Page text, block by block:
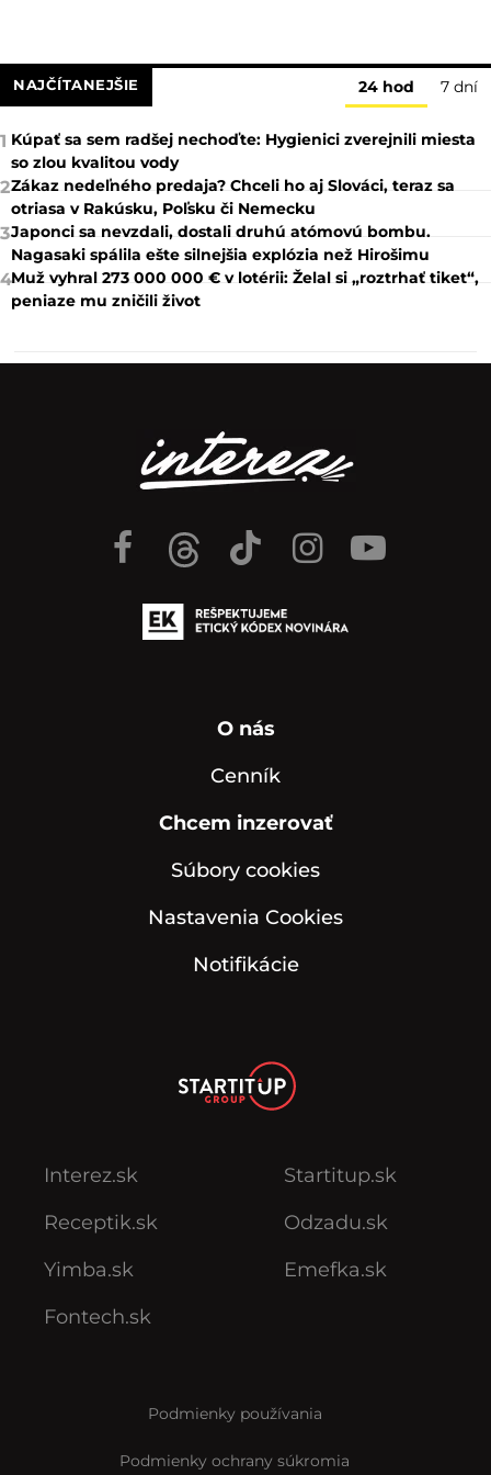
NAJČÍTANEJŠIE 24 hod 7 dní
1 Kúpať sa sem radšej nechoďte: Hygienici zverejnili miesta
so zlou kvalitou vody
2Zákaz nedeľného predaja? Chceli ho aj Slováci, teraz sa
otriasa v Rakúsku, Poľsku či Nemecku
3Japonci sa nevzdali, dostali druhú atómovú bombu.
Nagasaki spálila ešte silnejšia explózia než Hirošimu
4Muž vyhral 273 000 000 € v lotérii: Želal si „roztrhať tiket“,
peniaze mu zničili život
O nás
Cenník
Chcem inzerovať
Súbory cookies
Nastavenia Cookies
Notifikácie
Interez.sk
Receptik.sk
Yimba.sk
Fontech.sk
Startitup.sk
Odzadu.sk
Emefka.sk
Podmienky používania
Podmienky ochrany súkromia